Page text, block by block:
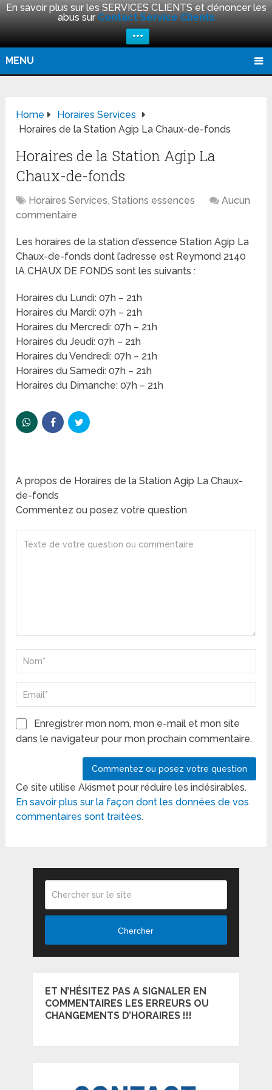
En savoir plus sur les SERVICES CLIENTS et dénoncer les
abus sur Contact Service Clients
+++
MENU
Home
Horaires Services
Horaires de la Station Agip La Chaux-de-fonds
Horaires de la Station Agip La
Chaux-de-fonds
Horaires Services,Stations essences
Aucun
commentaire
Les horaires de la station d’essence Station Agip La
Chaux-de-fonds dont l’adresse est Reymond 2140
lA CHAUX DE FONDS sont les suivants :
Horaires du Lundi: 07h – 21h
Horaires du Mardi: 07h – 21h
Horaires du Mercredi: 07h – 21h
Horaires du Jeudi: 07h – 21h
Horaires du Vendredi: 07h – 21h
Horaires du Samedi: 07h – 21h
Horaires du Dimanche: 07h – 21h
A propos de Horaires de la Station Agip La Chaux-
de-fonds
Commentez ou posez votre question
Enregistrer mon nom, mon e-mail et mon site
dans le navigateur pour mon prochain commentaire.
Ce site utilise Akismet pour réduire les indésirables.
En savoir plus sur la façon dont les données de vos
commentaires sont traitées.
Chercher
ET N’HÉSITEZ PAS A SIGNALER EN
COMMENTAIRES LES ERREURS OU
CHANGEMENTS D’HORAIRES !!!